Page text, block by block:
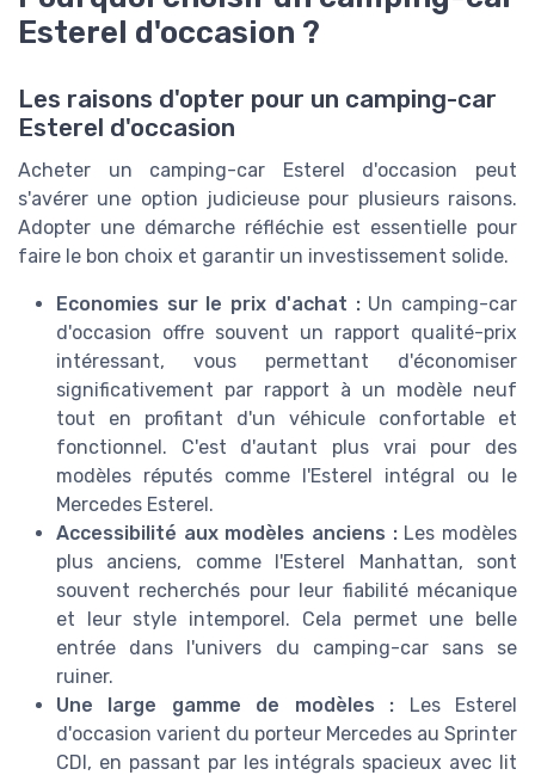
Esterel d'occasion ?
Les raisons d'opter pour un camping-car
Esterel d'occasion
Acheter un camping-car Esterel d'occasion peut
s'avérer une option judicieuse pour plusieurs raisons.
Adopter une démarche réfléchie est essentielle pour
faire le bon choix et garantir un investissement solide. ​
Economies sur le prix d'achat :Un camping-car
d'occasion offre souvent un rapport qualité-prix
intéressant, vous permettant d'économiser
significativement par rapport à un modèle neuf
tout en profitant d'un véhicule confortable et
fonctionnel. C'est d'autant plus vrai pour des
modèles réputés comme l'Esterel intégral ou le
Mercedes Esterel.
Accessibilité aux modèles anciens :Les modèles
plus anciens, comme l'Esterel Manhattan, sont
souvent recherchés pour leur fiabilité mécanique
et leur style intemporel. Cela permet une belle
entrée dans l'univers du camping-car sans se
ruiner.
Une large gamme de modèles : Les Esterel
d'occasion varient du porteur Mercedes au Sprinter
CDI, en passant par les intégrals spacieux avec lit